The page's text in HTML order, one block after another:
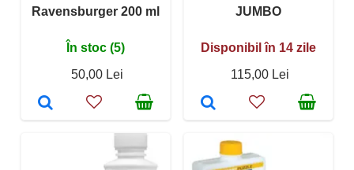
Ravensburger 200 ml
În stoc (5)
50,00 Lei
JUMBO
Disponibil în 14 zile
115,00 Lei